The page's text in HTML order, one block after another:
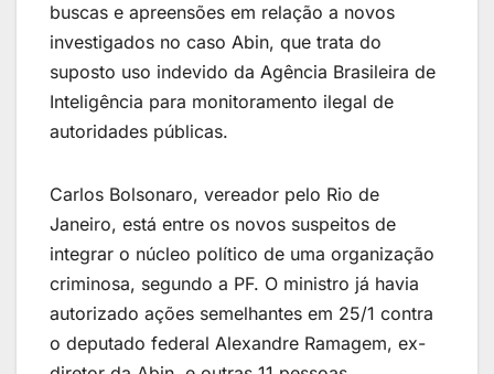
buscas e apreensões em relação a novos
investigados no caso Abin, que trata do
suposto uso indevido da Agência Brasileira de
Inteligência para monitoramento ilegal de
autoridades públicas.
Carlos Bolsonaro, vereador pelo Rio de
Janeiro, está entre os novos suspeitos de
integrar o núcleo político de uma organização
criminosa, segundo a PF. O ministro já havia
autorizado ações semelhantes em 25/1 contra
o deputado federal Alexandre Ramagem, ex-